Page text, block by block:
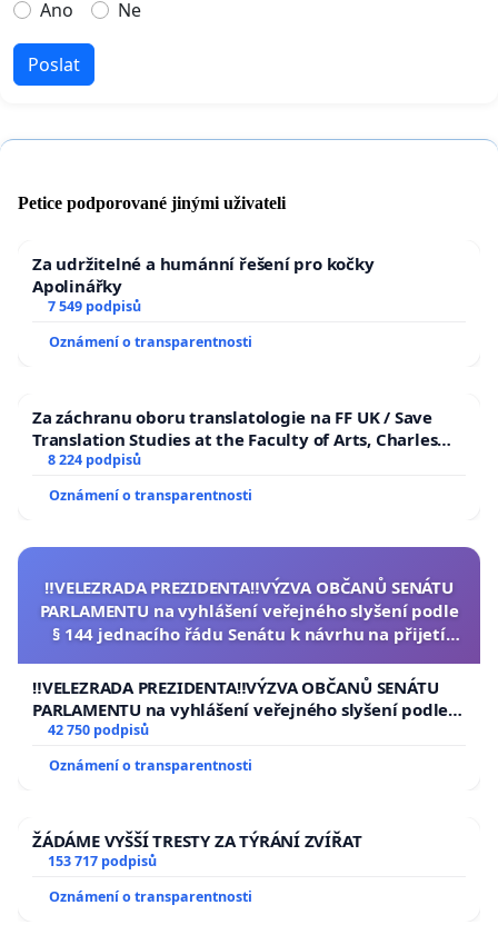
Ano
Ne
Poslat
Petice podporované jinými uživateli
Za udržitelné a humánní řešení pro kočky
Apolinářky
7 549 podpisů
Oznámení o transparentnosti
Za záchranu oboru translatologie na FF UK / Save
Translation Studies at the Faculty of Arts, Charles
University
8 224 podpisů
Oznámení o transparentnosti
‼️VELEZRADA PREZIDENTA‼️VÝZVA OBČANŮ SENÁTU
PARLAMENTU na vyhlášení veřejného slyšení podle
§ 144 jednacího řádu Senátu k návrhu na přijetí
republiky
‼️VELEZRADA PREZIDENTA‼️VÝZVA OBČANŮ SENÁTU
PARLAMENTU na vyhlášení veřejného slyšení podle §
144 jednacího řádu Senátu k návrhu na přijetí
republiky
42 750 podpisů
Oznámení o transparentnosti
ŽÁDÁME VYŠŠÍ TRESTY ZA TÝRÁNÍ ZVÍŘAT
153 717 podpisů
Oznámení o transparentnosti